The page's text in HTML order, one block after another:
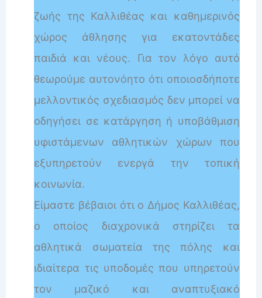
ζωής της Καλλιθέας και καθημερινός
χώρος άθλησης για εκατοντάδες
παιδιά και νέους. Για τον λόγο αυτό
θεωρούμε αυτονόητο ότι οποιοσδήποτε
μελλοντικός σχεδιασμός δεν μπορεί να
οδηγήσει σε κατάργηση ή υποβάθμιση
υφιστάμενων αθλητικών χώρων που
εξυπηρετούν ενεργά την τοπική
κοινωνία.
Είμαστε βέβαιοι ότι ο Δήμος Καλλιθέας,
ο οποίος διαχρονικά στηρίζει τα
αθλητικά σωματεία της πόλης και
ιδιαίτερα τις υποδομές που υπηρετούν
τον μαζικό και αναπτυξιακό